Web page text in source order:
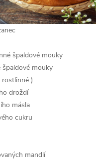
špaldové mouky
mouky
)
droždí
másla
cukru
mandlí